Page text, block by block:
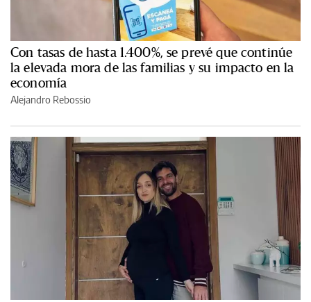
Con tasas de hasta 1.400%, se prevé que continúe
la elevada mora de las familias y su impacto en la
economía
Alejandro Rebossio